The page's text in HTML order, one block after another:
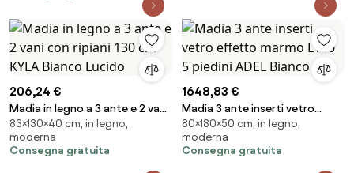
206,24 €
Madia in legno a 3 ante e 2 vani
con ripiani 130 cm KYLA Bianco
Lucido
83×130×40 cm, in legno,
moderna
Consegna gratuita
1648,83 €
Madia 3 ante inserti vetro
effetto marmo L180 5 piedini
ADEL Bianco
80×180×50 cm, in legno,
moderna
Consegna gratuita